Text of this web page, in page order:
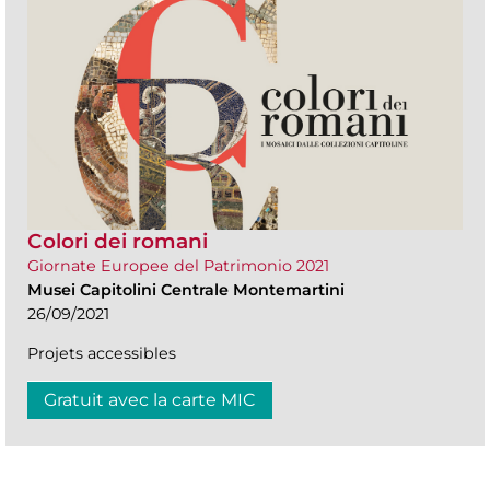
Colori dei romani
Giornate Europee del Patrimonio 2021
Musei Capitolini Centrale Montemartini
26/09/2021
Projets accessibles
Gratuit avec la carte MIC